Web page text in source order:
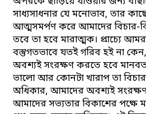
সাধ্যসাধনার যে মনোভাব, তার
আত্মসমর্পণ করে আমাদের বিচার-
তবে তা হবে মারাত্মক। প্রাচ্যে
বস্তুগতভাবে যতই গরিব হই না
অবশ্যই সংরক্ষণ করতে হবে
ভালো আর কোনটা খারাপ তা
অধিকার, আমাদের অবশ্যই
আমাদের সভ্যতার বিকাশের পক্ষে